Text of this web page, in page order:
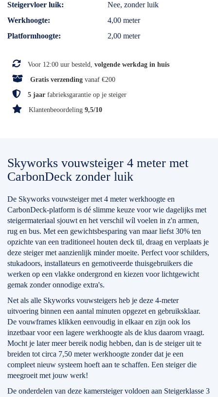
Steigervloer luik
Nee, zonder luik
Werkhoogte
4,00 meter
Platformhoogte
2,00 meter
Voor 12:00 uur besteld, volgende werkdag in huis
Gratis verzending vanaf €200
5 jaar fabrieksgarantie op je steiger
Klantenbeoordeling 9,5/10
Skyworks vouwsteiger 4 meter met
CarbonDeck zonder luik
De Skyworks vouwsteiger met 4 meter werkhoogte en
CarbonDeck-platform is dé slimme keuze voor wie dagelijks met
steigermateriaal sjouwt en het verschil wíl voelen in z'n armen,
rug en bus. Met een gewichtsbesparing van maar liefst 30% ten
opzichte van een traditioneel houten deck til, draag en verplaats je
deze steiger met aanzienlijk minder moeite. Perfect voor schilders,
stukadoors, installateurs en gemotiveerde thuisgebruikers die
werken op een vlakke ondergrond en kiezen voor lichtgewicht
gemak zonder onnodige extra's.
Net als alle Skyworks vouwsteigers heb je deze 4-meter
uitvoering binnen een aantal minuten opgezet en gebruiksklaar.
De vouwframes klikken eenvoudig in elkaar en zijn ook los
inzetbaar voor een lagere werkhoogte als de klus daarom vraagt.
Mocht je later meer bereik nodig hebben, dan is de steiger uit te
breiden tot circa 7,50 meter werkhoogte zonder dat je een
compleet nieuw systeem hoeft aan te schaffen. Een steiger die
meegroeit met jouw werk!
De onderdelen van deze kamersteiger voldoen aan Steigerklasse 3